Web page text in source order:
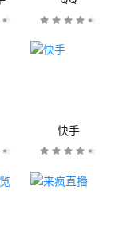
快手